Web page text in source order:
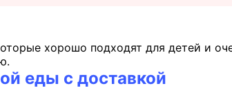
хорошо подходят для детей и
еды с доставкой